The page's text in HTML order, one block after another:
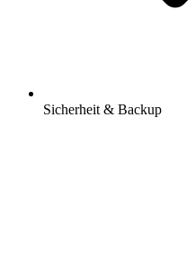
Sicherheit & Backup